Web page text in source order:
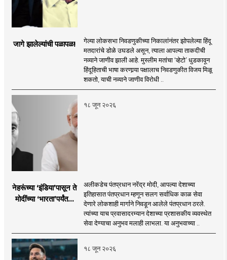
जागे झालेल्यांची पळापळ!
गेल्या लोकसभा निवडणुकीच्या निकालांनंतर झोपलेल्या हिंदू
मतदारांचे डोळे उघडले असून, त्याला आपल्या ताकदीची
नव्याने जाणीव झाली आहे. मुस्लीम मतांचा ‘व्हेटो’ धुडकावून
हिंदूहिताची भाषा करणार्‍या पक्षालाच निवडणुकीत विजय मिळू
शकतो, याची नव्याने जाणीव विरोधी ..
१८ जून २०२६
नेहरूंच्या ‘इंडिया’पासून ते
मोदींच्या ‘भारता’पर्यंतचा
अलीकडेच पंतप्रधान नरेंद्र मोदी, आपल्या देशाच्या
इतिहासात पंतप्रधान म्हणून सलग सर्वाधिक काळ सेवा
देणारे लोकशाही मार्गाने निवडून आलेले पंतप्रधान ठरले.
त्यांच्या याच प्रवासादरम्यान देशाच्या प्रशासकीय व्यवस्थेत
सेवा देण्याचा अनुभव मलाही लाभला. या अनुभवाच्या ..
१८ जून २०२६